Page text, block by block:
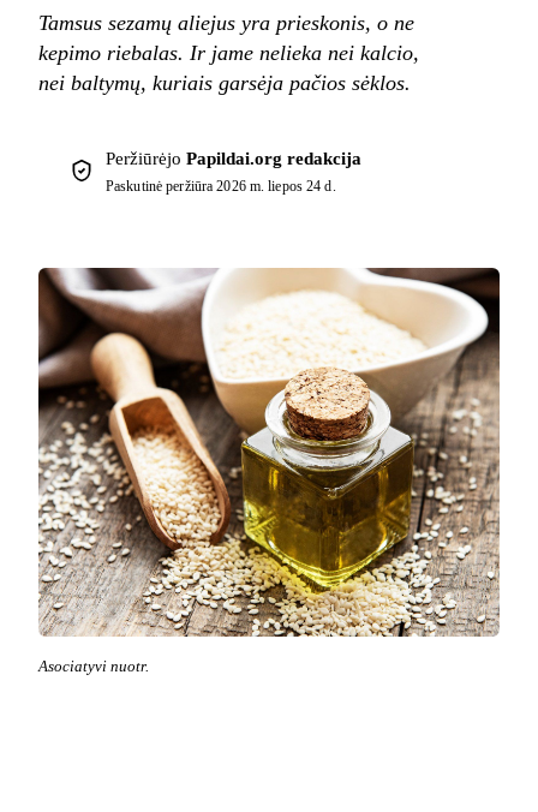
Tamsus sezamų aliejus yra prieskonis, o ne
kepimo riebalas. Ir jame nelieka nei kalcio,
nei baltymų, kuriais garsėja pačios sėklos.
Peržiūrėjo Papildai.org redakcija
Paskutinė peržiūra2026 m. liepos 24 d.
Asociatyvi nuotr.